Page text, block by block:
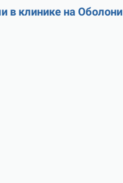
в клинике на Оболони